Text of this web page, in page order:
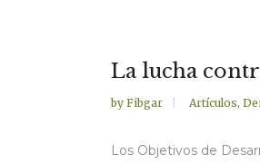
La lucha
by Fibgar Artículos,
Los Objetivos de